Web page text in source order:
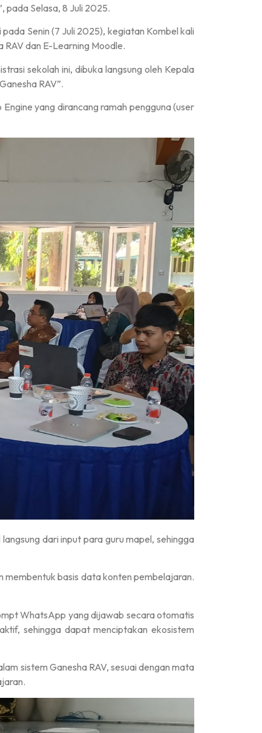
pada Selasa, 8 Juli 2025.
Senin (7 Juli 2025), kegiatan Kombel kali
dan E-Learning Moodle.
sekolah ini, dibuka langsung oleh Kepala
RAV”.
yang dirancang ramah pengguna (user
dari input para guru mapel, sehingga
membentuk basis data konten pembelajaran.
WhatsApp yang dijawab secara otomatis
sehingga dapat menciptakan ekosistem
sistem Ganesha RAV, sesuai dengan mata